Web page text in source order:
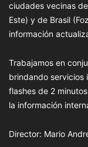
ciudades vecinas
Este) y de Brasil
información
Trabajamos en
brindando servicios
flashes de 2
la información
Director: Mario